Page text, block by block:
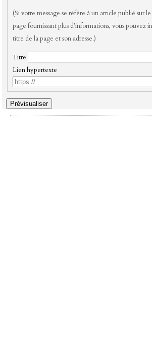
(Si votre message se réfère à un article publié sur
page fournissant plus d’informations, vous pouvez
titre de la page et son adresse.)
Titre
Lien hypertexte